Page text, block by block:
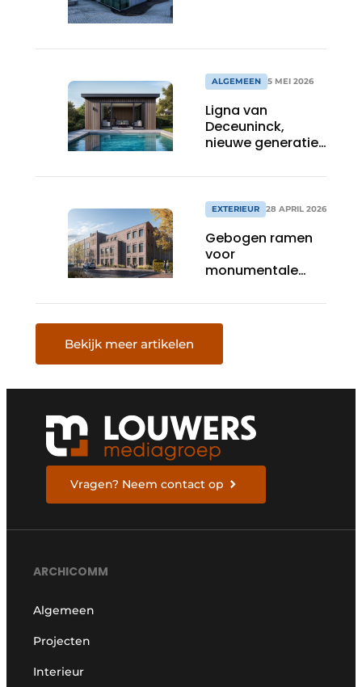
ALGEMEEN 5 MEI 2026
Ligna van
Deceuninck,
nieuwe generatie
met houtlook
EXTERIEUR 28 APRIL 2026
Gebogen ramen
voor
monumentale
Bekijk meer artikelen
Vragen? Neem contact op
ARCHICOMM
Algemeen
Projecten
Interieur